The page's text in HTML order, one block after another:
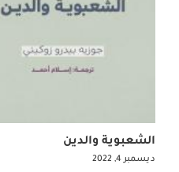
الشعبوية والدين
ديسمبر 4, 2022